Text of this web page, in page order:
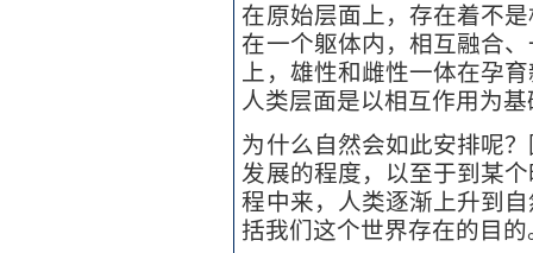
在原始层面上，存在着不
在一个躯体内，相互融合
上，雄性和雌性一体在孕
人类层面是以相互作用为
为什么自然会如此安排呢
发展的程度，以至于到某
程中来，人类逐渐上升到
括我们这个世界存在的目的